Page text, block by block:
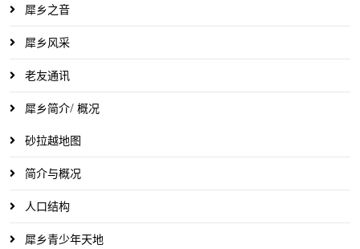
犀乡之音
犀乡风采
老友通讯
犀乡简介/ 概况
砂拉越地图
简介与概况
人口结构
犀乡青少年天地